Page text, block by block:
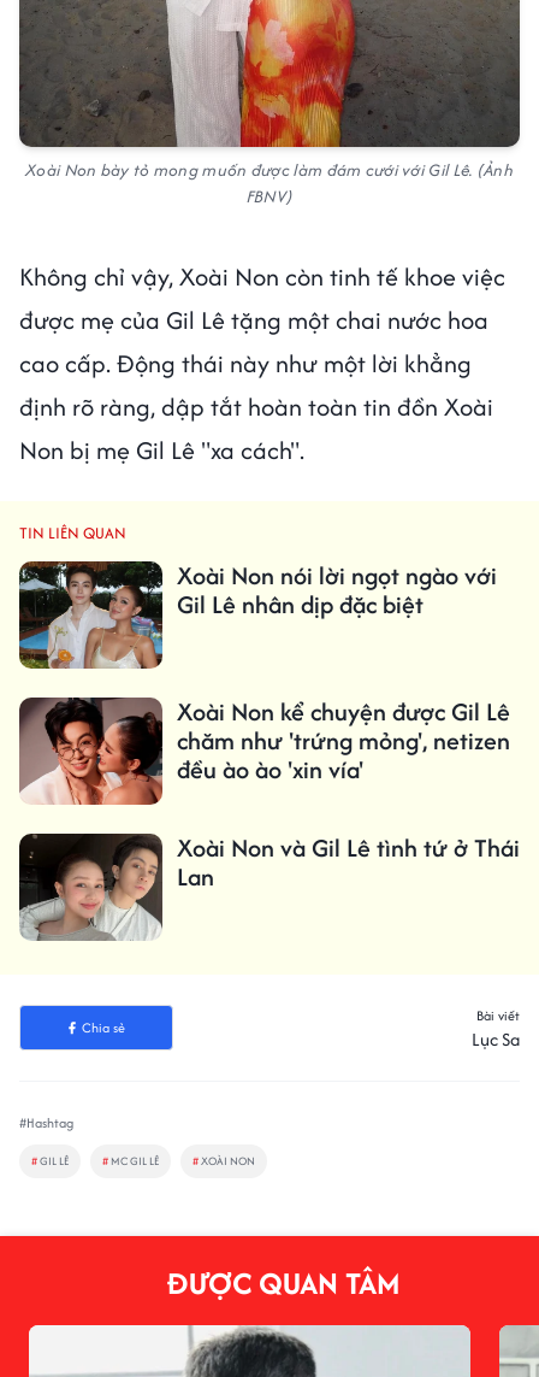
Xoài Non bày tỏ mong muốn được làm đám cưới với Gil Lê. (Ảnh
FBNV)
Không chỉ vậy, Xoài Non còn tinh tế khoe việc
được mẹ của Gil Lê tặng một chai nước hoa
cao cấp. Động thái này như một lời khẳng
định rõ ràng, dập tắt hoàn toàn tin đồn Xoài
Non bị mẹ Gil Lê "xa cách".
TIN LIÊN QUAN
Xoài Non nói lời ngọt ngào với
Gil Lê nhân dịp đặc biệt
Xoài Non kể chuyện được Gil Lê
chăm như 'trứng mỏng', netizen
đều ào ào 'xin vía'
Xoài Non và Gil Lê tình tứ ở Thái
Lan
Chia sẻ
Bài viết
Lục Sa
#Hashtag
#GIL LÊ # MC GIL LÊ #XOÀI NON
ĐƯỢC QUAN TÂM